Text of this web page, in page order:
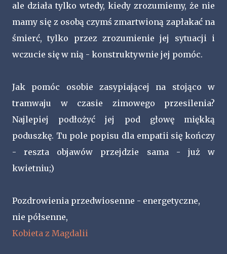
ale działa tylko wtedy, kiedy zrozumiemy, że nie
mamy się z osobą czymś zmartwioną zapłakać na
śmierć, tylko przez zrozumienie jej sytuacji i
wczucie się w nią - konstruktywnie jej pomóc.
Jak pomóc osobie zasypiającej na stojąco w
tramwaju w czasie zimowego przesilenia?
Najlepiej podłożyć jej pod głowę miękką
poduszkę. Tu pole popisu dla empatii się kończy
- reszta objawów przejdzie sama - już w
kwietniu;)
Pozdrowienia przedwiosenne - energetyczne,
nie półsenne,
Kobieta z Magdalii